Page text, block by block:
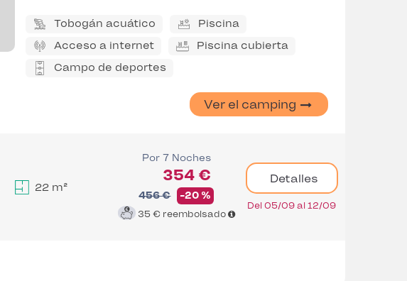
Tobogán acuático
Piscina
Acceso a internet
Piscina cubierta
Campo de deportes
Ver el camping
22 m²
Por 7 Noches
354 €
456 € -20 %
35 € reembolsado
Detalles
Del 05/09 al 12/09